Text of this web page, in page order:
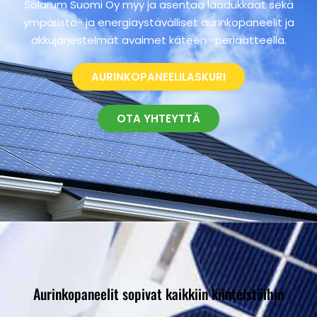
Solarum Suomi Oy myy ja asentaa laadukkaat sekä
ympäristö- ja energiaystävälliset aurinkopaneelit ja
akkujärjestelmät avaimet käteen -periaatteella.
AURINKOPANEELILASKURI
OTA YHTEYTTÄ
Aurinkopaneelit sopivat kaikkiin kiinteistöihin